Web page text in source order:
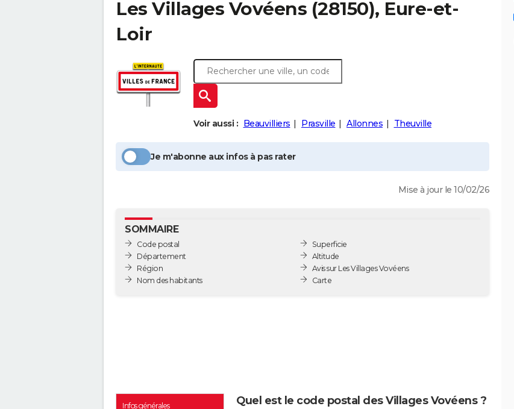
Les Villages Vovéens (28150), Eure-et-
Loir
Voir aussi : Beauvilliers Prasville Allonnes Theuville
Je m'abonne aux infos à pas rater
Mise à jour le 10/02/26
SOMMAIRE
Code postal
Département
Région
Nom des habitants
Superficie
Altitude
Avis sur Les Villages Vovéens
Carte
Infos générales Quel est le code postal des Villages Vovéens ?